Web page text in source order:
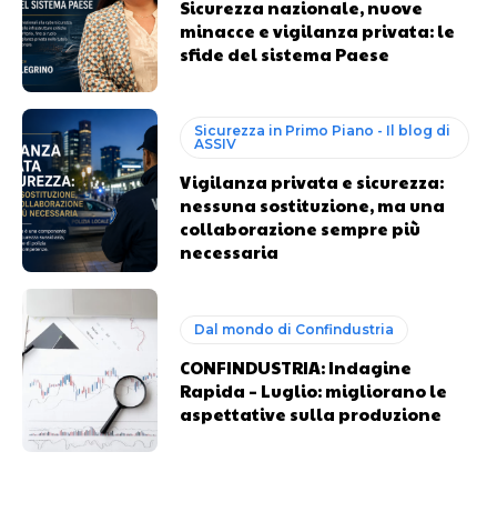
Sicurezza nazionale, nuove
minacce e vigilanza privata: le
sfide del sistema Paese
Sicurezza in Primo Piano - Il blog di
ASSIV
Vigilanza privata e sicurezza:
nessuna sostituzione, ma una
collaborazione sempre più
necessaria
Dal mondo di Confindustria
CONFINDUSTRIA: Indagine
Rapida – Luglio: migliorano le
aspettative sulla produzione